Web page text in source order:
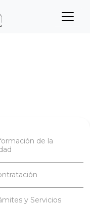
de
de la
y Servicios